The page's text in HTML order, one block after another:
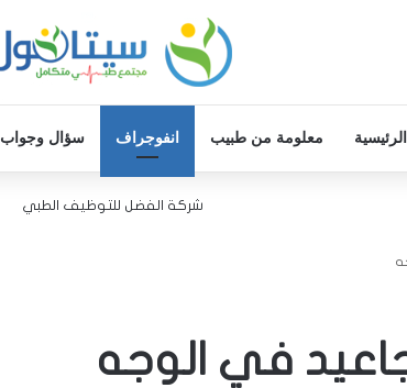
الرئيسية معلومة من طبيب انفوجراف سؤال وجواب
شركة الفضل للتوظيف الطبي